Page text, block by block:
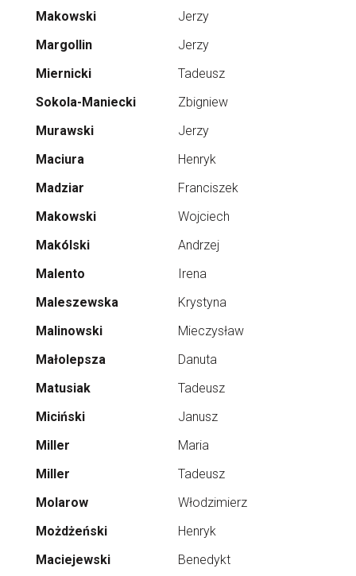
Makowski
Jerzy
Margollin
Jerzy
Miernicki
Tadeusz
Sokola-Maniecki
Zbigniew
Murawski
Jerzy
Maciura
Henryk
Madziar
Franciszek
Makowski
Wojciech
Makólski
Andrzej
Malento
Irena
Maleszewska
Krystyna
Malinowski
Mieczysław
Małolepsza
Danuta
Matusiak
Tadeusz
Miciński
Janusz
Miller
Maria
Miller
Tadeusz
Molarow
Włodzimierz
Możdżeński
Henryk
Maciejewski
Benedykt